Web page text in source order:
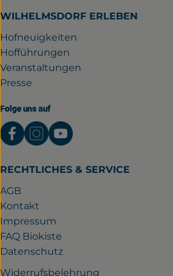
WILHELMSDORF ERLEBEN
Hofneuigkeiten
Hofführungen
Veranstaltungen
Presse
Folge uns auf
Externer Link zu https://
Externer Link zu https://
Externer Link zu
RECHTLICHES & SERVICE
AGB
Kontakt
Impressum
FAQ Biokiste
Datenschutz
Widerrufsbelehrung